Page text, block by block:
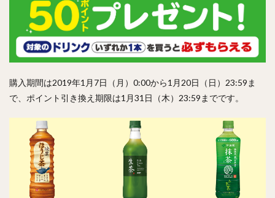
購入期間は2019年1月7日（月）0:00から1月20日（日）23:59ま
で、ポイント引き換え期限は1月31日（木）23:59までです。